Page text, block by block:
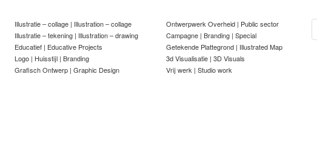
Illustratie – collage | Illustration – collage
Illustratie – tekening | Illustration – drawing
Educatief | Educative Projects
Logo | Huisstijl | Branding
Grafisch Ontwerp | Graphic Design
Ontwerpwerk Overheid | Public sector
Campagne | Branding | Special
Getekende Plattegrond | Illustrated Map
3d Visualisatie | 3D Visuals
Vrij werk | Studio work